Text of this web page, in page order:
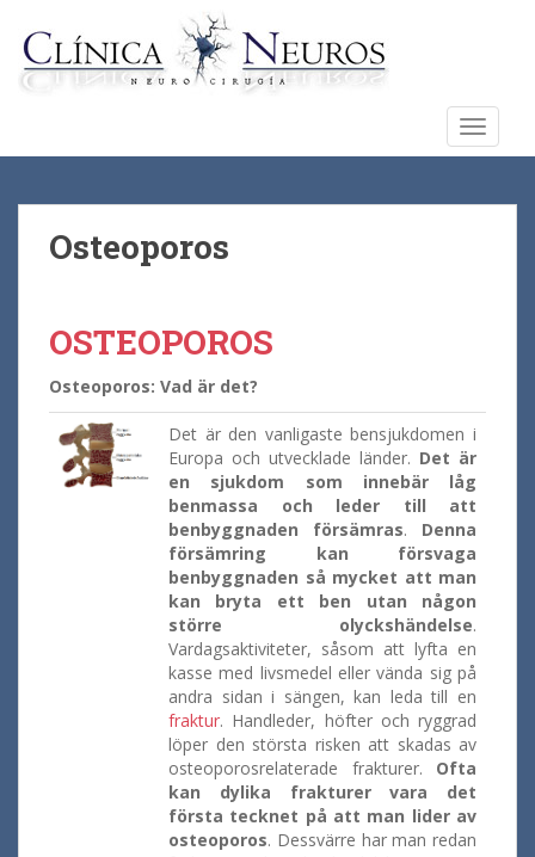
Osteoporos
OSTEOPOROS
Osteoporos: Vad är det?
Det är den vanligaste bensjukdomen i
Europa och utvecklade länder. Det är
en sjukdom som innebär låg
benmassa och leder till att
benbyggnaden försämras. Denna
försämring kan försvaga
benbyggnaden så mycket att man
kan bryta ett ben utan någon
större olyckshändelse.
Vardagsaktiviteter, såsom att lyfta en
kasse med livsmedel eller vända sig på
andra sidan i sängen, kan leda till en
fraktur. Handleder, höfter och ryggrad
löper den största risken att skadas av
osteoporosrelaterade frakturer. Ofta
kan dylika frakturer vara det
första tecknet på att man lider av
osteoporos. Dessvärre har man redan